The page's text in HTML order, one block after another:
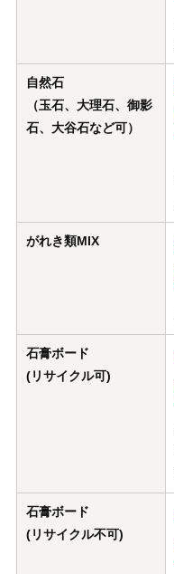
自然石
（玉石、大理石、御影
石、大谷石など可）
がれき類MIX
石膏ボード
(リサイクル可)
石膏ボード
(リサイクル不可)